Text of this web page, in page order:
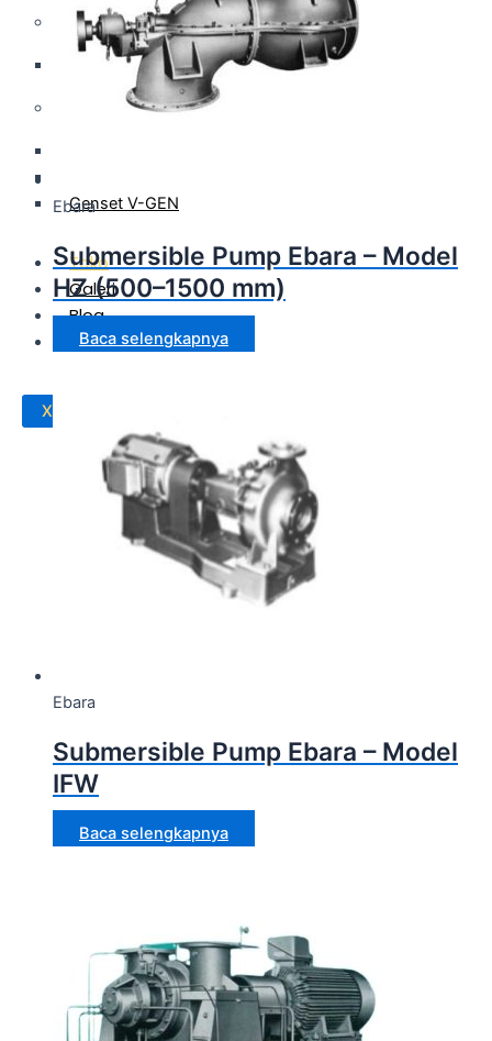
Panel & Kontrol
Panel Electric Pump
Genset V-GEN
Toko
Galeri
Blog
Kontak
X
Ebara
Submersible Pump Ebara – Model
HZ (500–1500 mm)
Baca selengkapnya
Ebara
Submersible Pump Ebara – Model
IFW
Baca selengkapnya